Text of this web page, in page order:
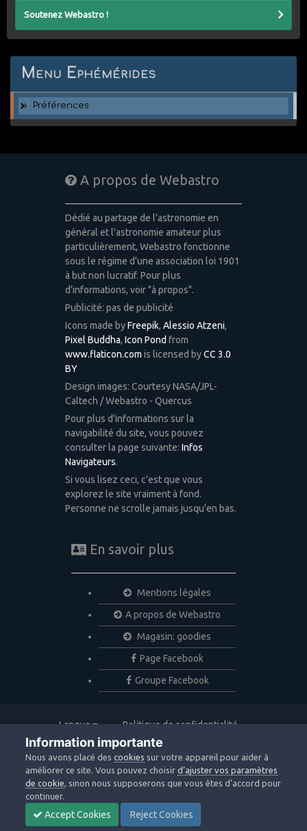
Soutenez Webastro !
Menu Ephémérides
Préférences
A propos de Webastro
Dédié au partage de l'astronomie en
général et l'astronomie amateur plus
particulièrement, Webastro fonctionne
sous le régime d'une association loi 1901
à but non lucratif. Pour plus
d'informations, voir "à propos".
Publicité: pas de publicité
Icons made byFreepik, Alessio Atzeni,
Pixel Buddha, Icon Pond from
www.flaticon.com is licensed byCC 3.0
BY
Design images: Courtesy NASA/JPL-
Caltech / Webastro - Quercus
Pour plus d'informations sur la
navigabilité du site, vous pouvez
consulter la page suivante: Infos
Navigateurs.
Si vous lisez ceci, c'est que vous
explorez le site vraiment à fond.
Personne ne scrolle jamais jusqu'en bas.
En savoir plus
Mentions légales
A propos de Webastro
Magasin: goodies
Page Facebook
Groupe Facebook
Langue
Politique de confidentialité
Nous contacter
Copyright © 2020 Webastro
Powered by Invision Community
Information importante
Nous avons placé descookies sur votre appareil pour aider à
améliorer ce site. Vous pouvez choisird’ajuster vos paramètres
de cookie, sinon nous supposerons que vous êtes d’accord pour
continuer.
Accept Cookies Reject Cookies